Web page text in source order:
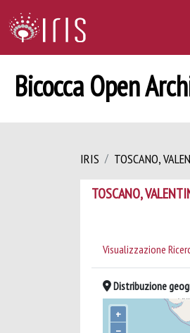
Bicocca Open
IRIS TOSCANO,
TOSCANO,
Visualizzazione
Distribuzione
+
–